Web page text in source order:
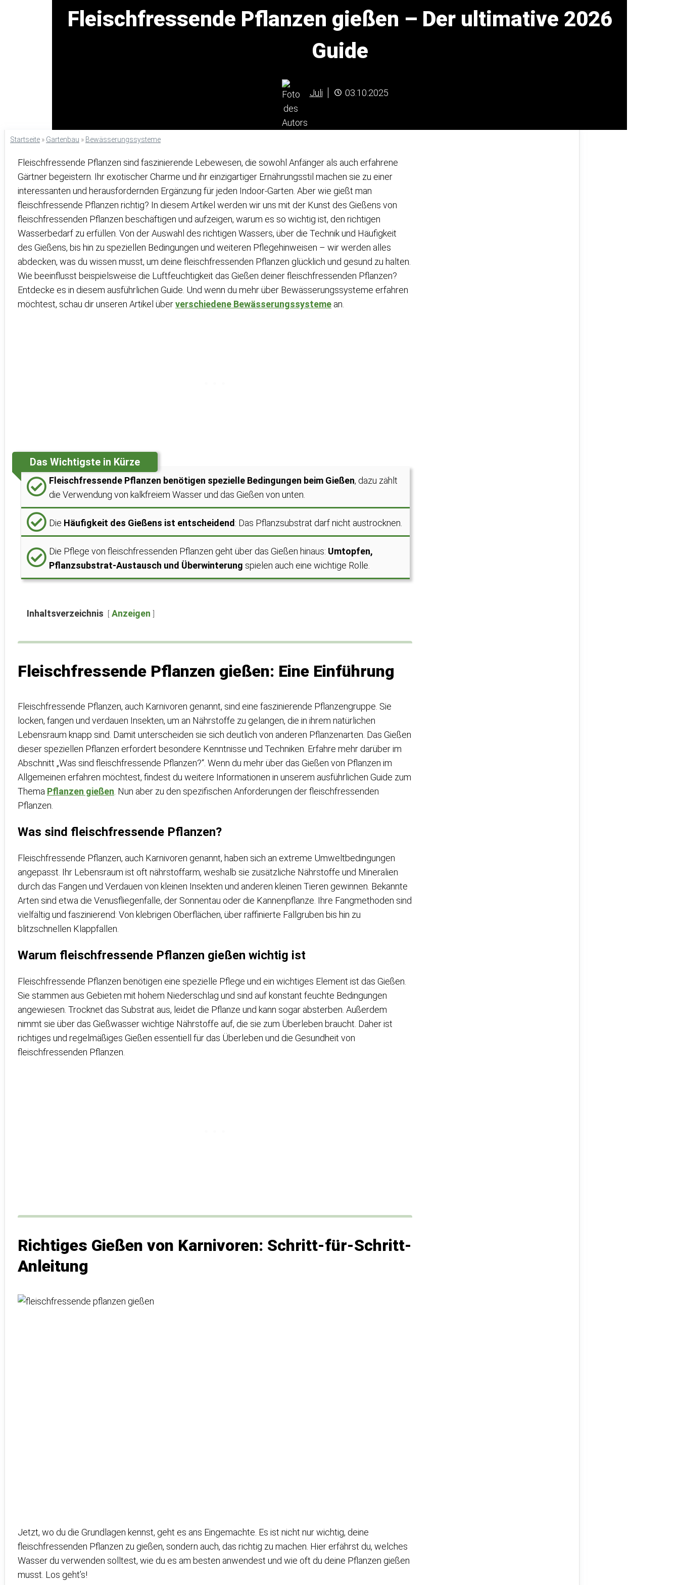
Fleischfressende Pflanzen gießen – Der ultimative 2026
Guide
Juli 03.10.2025
Startseite » Gartenbau » Bewässerungssysteme
Fleischfressende Pflanzen sind faszinierende Lebewesen, die sowohl Anfänger als auch erfahrene
Gärtner begeistern. Ihr exotischer Charme und ihr einzigartiger Ernährungsstil machen sie zu einer
interessanten und herausfordernden Ergänzung für jeden Indoor-Garten. Aber wie gießt man
fleischfressende Pflanzen richtig? In diesem Artikel werden wir uns mit der Kunst des Gießens von
fleischfressenden Pflanzen beschäftigen und aufzeigen, warum es so wichtig ist, den richtigen
Wasserbedarf zu erfüllen. Von der Auswahl des richtigen Wassers, über die Technik und Häufigkeit
des Gießens, bis hin zu speziellen Bedingungen und weiteren Pflegehinweisen – wir werden alles
abdecken, was du wissen musst, um deine fleischfressenden Pflanzen glücklich und gesund zu halten.
Wie beeinflusst beispielsweise die Luftfeuchtigkeit das Gießen deiner fleischfressenden Pflanzen?
Entdecke es in diesem ausführlichen Guide. Und wenn du mehr über Bewässerungssysteme erfahren
möchtest, schau dir unseren Artikel überverschiedene Bewässerungssysteme an.
Das Wichtigste in Kürze
Fleischfressende Pflanzen benötigen spezielle Bedingungen beim Gießen, dazu zählt
die Verwendung von kalkfreiem Wasser und das Gießen von unten.
Die Häufigkeit des Gießens ist entscheidend : Das Pflanzsubstrat darf nicht austrocknen.
Die Pflege von fleischfressenden Pflanzen geht über das Gießen hinaus: Umtopfen,
Pflanzsubstrat-Austausch und Überwinterung spielen auch eine wichtige Rolle.
Inhaltsverzeichnis Anzeigen
Fleischfressende Pflanzen gießen: Eine Einführung
Fleischfressende Pflanzen, auch Karnivoren genannt, sind eine faszinierende Pflanzengruppe. Sie
locken, fangen und verdauen Insekten, um an Nährstoffe zu gelangen, die in ihrem natürlichen
Lebensraum knapp sind. Damit unterscheiden sie sich deutlich von anderen Pflanzenarten. Das Gießen
dieser speziellen Pflanzen erfordert besondere Kenntnisse und Techniken. Erfahre mehr darüber im
Abschnitt „Was sind fleischfressende Pflanzen?“. Wenn du mehr über das Gießen von Pflanzen im
Allgemeinen erfahren möchtest, findest du weitere Informationen in unserem ausführlichen Guide zum
Thema Pflanzen gießen . Nun aber zu den spezifischen Anforderungen der fleischfressenden
Pflanzen.
Was sind fleischfressende Pflanzen?
Fleischfressende Pflanzen, auch Karnivoren genannt, haben sich an extreme Umweltbedingungen
angepasst. Ihr Lebensraum ist oft nährstoffarm, weshalb sie zusätzliche Nährstoffe und Mineralien
durch das Fangen und Verdauen von kleinen Insekten und anderen kleinen Tieren gewinnen. Bekannte
Arten sind etwa die Venusfliegenfalle, der Sonnentau oder die Kannenpflanze. Ihre Fangmethoden sind
vielfältig und faszinierend: Von klebrigen Oberflächen, über raffinierte Fallgruben bis hin zu
blitzschnellen Klappfallen.
Warum fleischfressende Pflanzen gießen wichtig ist
Fleischfressende Pflanzen benötigen eine spezielle Pflege und ein wichtiges Element ist das Gießen.
Sie stammen aus Gebieten mit hohem Niederschlag und sind auf konstant feuchte Bedingungen
angewiesen. Trocknet das Substrat aus, leidet die Pflanze und kann sogar absterben. Außerdem
nimmt sie über das Gießwasser wichtige Nährstoffe auf, die sie zum Überleben braucht. Daher ist
richtiges und regelmäßiges Gießen essentiell für das Überleben und die Gesundheit von
fleischfressenden Pflanzen.
Richtiges Gießen von Karnivoren: Schritt-für-Schritt-
Anleitung
Jetzt, wo du die Grundlagen kennst, geht es ans Eingemachte. Es ist nicht nur wichtig, deine
fleischfressenden Pflanzen zu gießen, sondern auch, das richtig zu machen. Hier erfährst du, welches
Wasser du verwenden solltest, wie du es am besten anwendest und wie oft du deine Pflanzen gießen
musst. Los geht’s!